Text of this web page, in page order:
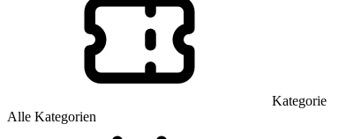
Kategorie
Alle Kategorien